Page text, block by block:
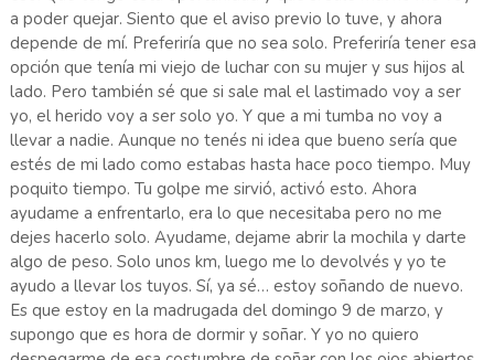
a poder quejar. Siento que el aviso previo lo tuve, y ahora
depende de mí. Preferiría que no sea solo. Preferiría tener esa
opción que tenía mi viejo de luchar con su mujer y sus hijos al
lado. Pero también sé que si sale mal el lastimado voy a ser
yo, el herido voy a ser solo yo. Y que a mi tumba no voy a
llevar a nadie. Aunque no tenés ni idea que bueno sería que
estés de mi lado como estabas hasta hace poco tiempo. Muy
poquito tiempo. Tu golpe me sirvió, activó esto. Ahora
ayudame a enfrentarlo, era lo que necesitaba pero no me
dejes hacerlo solo. Ayudame, dejame abrir la mochila y darte
algo de peso. Solo unos km, luego me lo devolvés y yo te
ayudo a llevar los tuyos. Sí, ya sé… estoy soñando de nuevo.
Es que estoy en la madrugada del domingo 9 de marzo, y
supongo que es hora de dormir y soñar. Y yo no quiero